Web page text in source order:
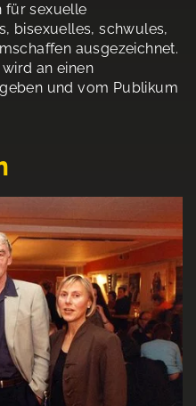
für sexuelle
bisexuelles, schwules,
ausgezeichnet.
an einen
und vom Publikum